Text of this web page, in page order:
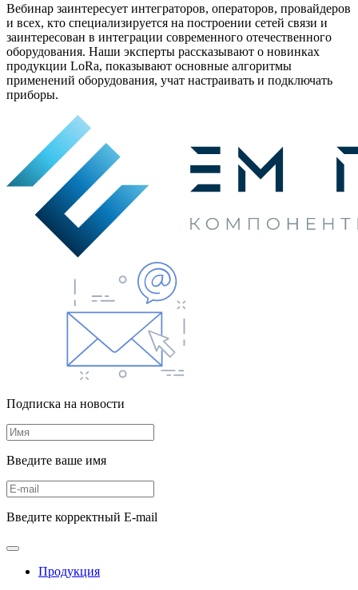
Вебинар заинтересует интеграторов, операторов, провайдеров
и всех, кто специализируется на построении сетей связи и
заинтересован в интеграции современного отечественного
оборудования. Наши эксперты рассказывают о новинках
продукции LoRa, показывают основные алгоритмы
применений оборудования, учат настраивать и подключать
приборы.
Подписка на новости
Введите ваше имя
Введите корректный E-mail
Продукция